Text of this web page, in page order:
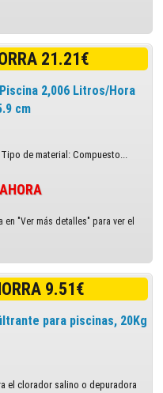
21.21€
2,006 Litros/Hora
cm
de material: Compuesto...
en "Ver más detalles" para ver el
9.51€
para piscinas, 20Kg
el clorador salino o depuradora